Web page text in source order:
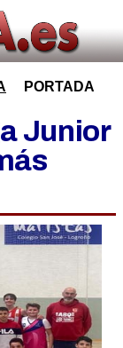
PORTADA
Junior